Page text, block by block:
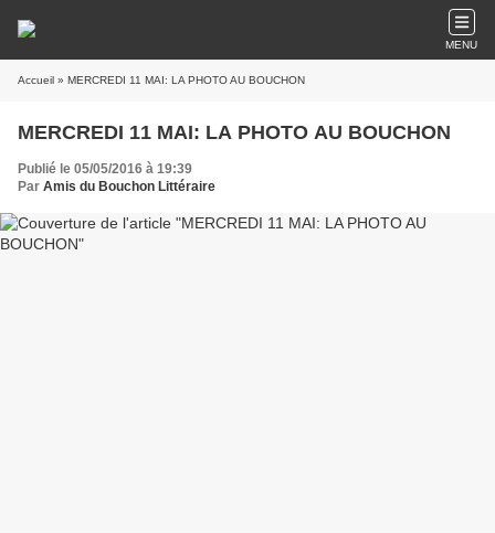
MENU
Accueil » MERCREDI 11 MAI: LA PHOTO AU BOUCHON
MERCREDI 11 MAI: LA PHOTO AU BOUCHON
Publié le 05/05/2016 à 19:39
Par Amis du Bouchon Littéraire